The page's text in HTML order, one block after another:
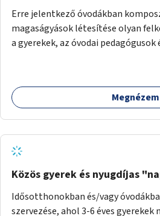
Erre jelentkező óvodákban
magaságyások létesítése olyan
a gyerekek, az óvodai pedagógusok
Megnézem
Közös gyerek és nyugdíjas
Idősotthonokban és/vagy
szervezése, ahol 3-6 éves